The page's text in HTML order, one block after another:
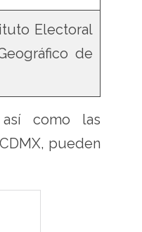
Electoral
de
como las
pueden